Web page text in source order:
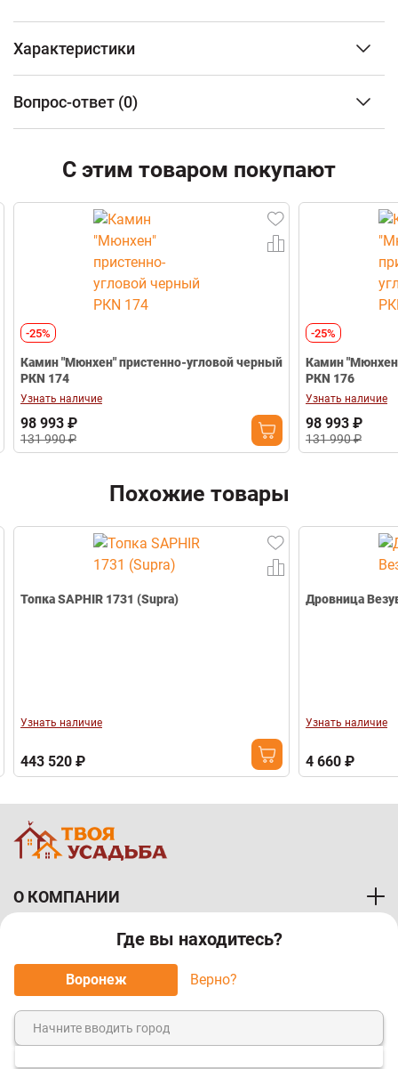
Где вы находитесь?
Воронеж Верно?
Характеристики
Цвет
Вопрос-ответ (0)
Email
С этим товаром покупают
-25%
Камин "Мюнхен" пристенно-угловой черный
РКN 174
Узнать наличие
98 993 ₽
131 990 ₽
-25%
Камин
РКN 176
Узнать наличие
98 993 ₽
131 990 ₽
Похожие товары
Топка SAPHIR 1731 (Supra)
Узнать наличие
443 520 ₽
Дровница
Узнать наличие
4 660 ₽
О КОМПАНИИ
ПОКУПАТЕЛЯМ
МЫ ПРИНИМАЕМ К ОПЛАТЕ: